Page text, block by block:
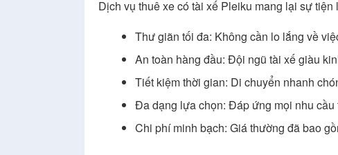
Dịch vụ thuê xe có tài xế Pleiku mang lại sự
Thư giãn tối đa: Không cần lo lắng về
An toàn hàng đầu: Đội ngũ tài xế giàu
Tiết kiệm thời gian: Di chuyển nhanh
Đa dạng lựa chọn: Đáp ứng mọi nhu cầu
Chi phí minh bạch: Giá thường đã bao